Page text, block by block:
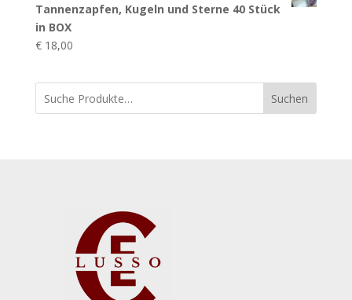
Tannenzapfen, Kugeln und Sterne 40 Stück
in BOX
€18,00
Suchen